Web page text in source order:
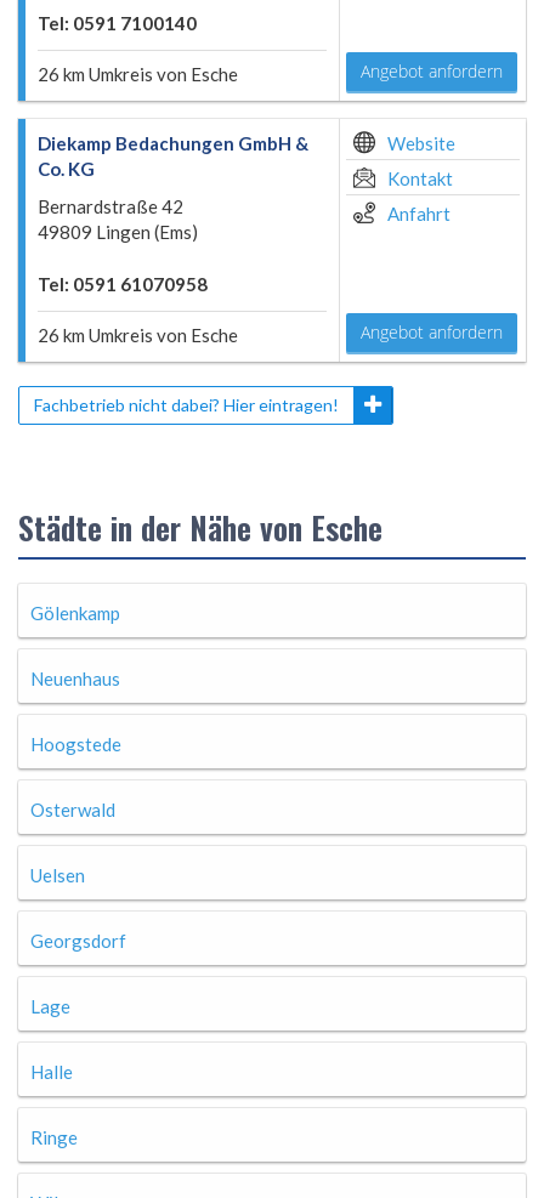
Tel: 0591 7100140
26 km Umkreis von Esche Angebot anfordern
Diekamp Bedachungen GmbH &
Co. KG
Bernardstraße 42
49809 Lingen (Ems)
Tel: 0591 61070958
26 km Umkreis von Esche
Website
Kontakt
Anfahrt
Angebot anfordern
Fachbetrieb nicht dabei? Hier eintragen!
Städte in der Nähe von Esche
Gölenkamp
Neuenhaus
Hoogstede
Osterwald
Uelsen
Georgsdorf
Lage
Halle
Ringe